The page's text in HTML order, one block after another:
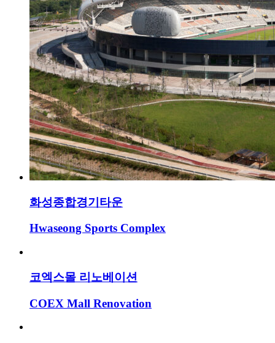
화성종합경기타운
Hwaseong Sports Complex
코엑스몰 리노베이션
COEX Mall Renovation